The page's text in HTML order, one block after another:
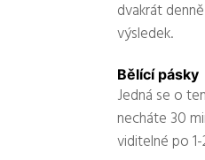
dvakrát
výsledek.
Bělící pásky
Jedná se o
necháte 30
viditelné po